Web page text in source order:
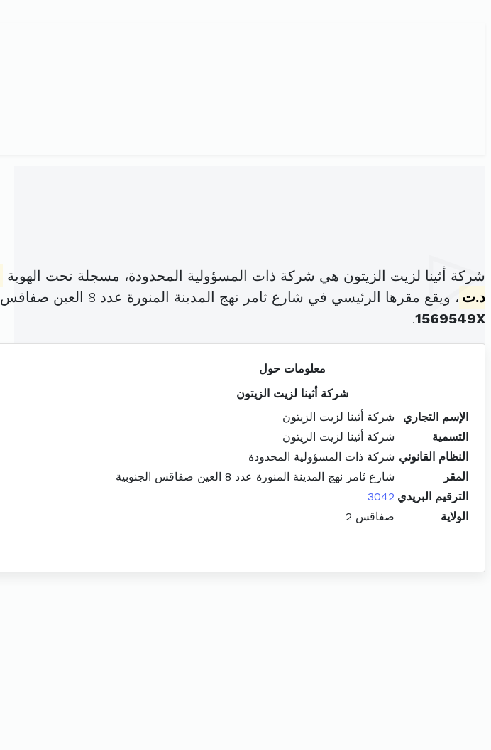
شركة أثينا لزيت الزيتون هي شركة ذات المسؤولية المحدودة، مسجلة تحت الهوية
د.ت ، ويقع مقرها الرئيسي في شارع ثامر نهج المدينة المنورة عدد 8 العين صفاقس الجنوبية (
1569549X
.
معلومات حول
شركة أثينا لزيت الزيتون
الإسم التجاري
شركة أثينا لزيت الزيتون
التسمية
شركة أثينا لزيت الزيتون
النظام القانوني شركة ذات المسؤولية المحدودة
المقر
شارع ثامر نهج المدينة المنورة عدد 8 العين صفاقس الجنوبية
الترقيم البريدي 3042
الولاية
صفاقس 2